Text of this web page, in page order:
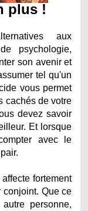
plus !
aux
psychologie,
son avenir et
tel qu'un
vous permet
cachés de votre
devez savoir
Et lorsque
avec le
fortement
conjoint. Que ce
personne,